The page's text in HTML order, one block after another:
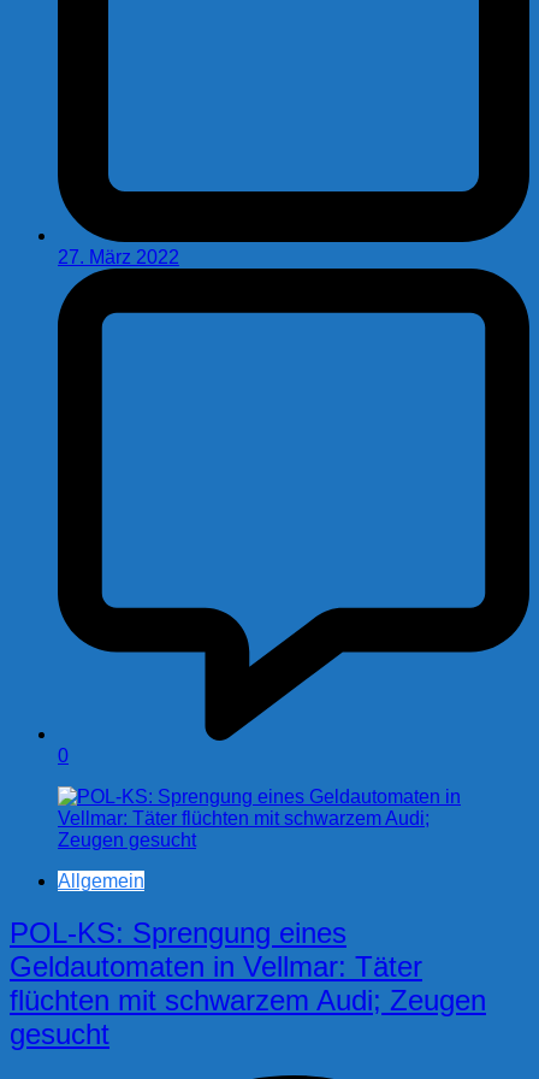
27. März 2022
0
Allgemein
POL-KS: Sprengung eines
Geldautomaten in Vellmar: Täter
flüchten mit schwarzem Audi; Zeugen
gesucht